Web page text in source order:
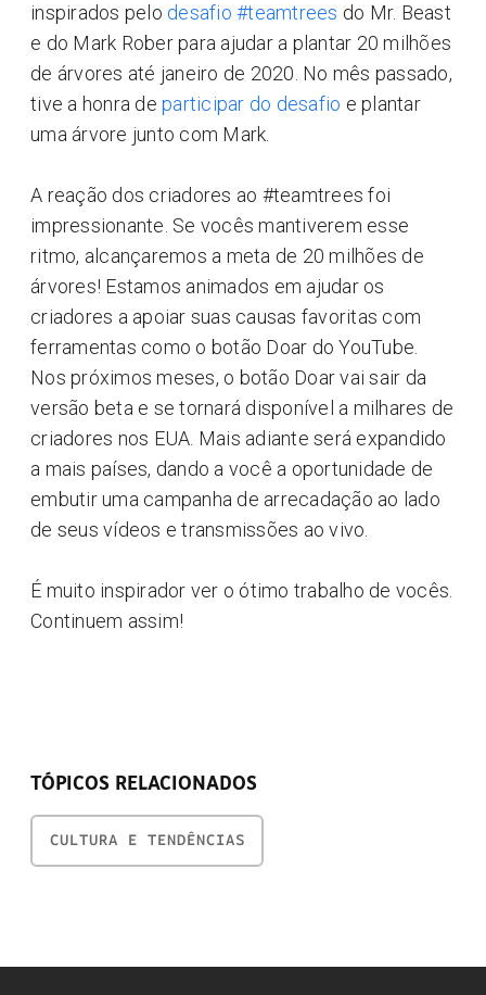
inspirados pelo desafio #teamtrees do Mr. Beast
e do Mark Rober para ajudar a plantar 20 milhões
de árvores até janeiro de 2020. No mês passado,
tive a honra de participar do desafio e plantar
uma árvore junto com Mark.
A reação dos criadores ao #teamtrees foi
impressionante. Se vocês mantiverem esse
ritmo, alcançaremos a meta de 20 milhões de
árvores! Estamos animados em ajudar os
criadores a apoiar suas causas favoritas com
ferramentas como o botão Doar do YouTube.
Nos próximos meses, o botão Doar vai sair da
versão beta e se tornará disponível a milhares de
criadores nos EUA. Mais adiante será expandido
a mais países, dando a você a oportunidade de
embutir uma campanha de arrecadação ao lado
de seus vídeos e transmissões ao vivo.
É muito inspirador ver o ótimo trabalho de vocês.
Continuem assim!
TÓPICOS RELACIONADOS
CULTURA E TENDÊNCIAS